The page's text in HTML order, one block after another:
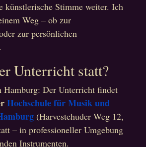
künstlerische Stimme weiter. Ich
Weg – ob zur
zur persönlichen
Unterricht statt?
Der Unterricht findet
Hochschule für Musik und
(Harvestehuder Weg 12,
– in professioneller Umgebung
Instrumenten.